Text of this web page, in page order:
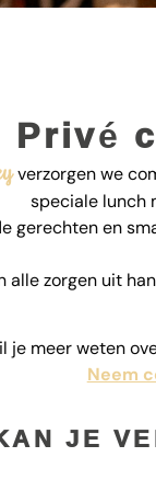
Privé
verzorgen we
speciale lunch
gerechten en
alle zorgen uit
je meer weten
Neem
JE